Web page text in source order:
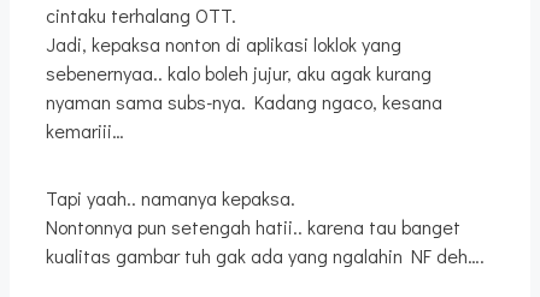
cintaku terhalang OTT.
Jadi, kepaksa nonton di aplikasi loklok yang
sebenernyaa.. kalo boleh jujur, aku agak kurang
nyaman sama subs-nya. Kadang ngaco, kesana
kemariii…
Tapi yaah.. namanya kepaksa.
Nontonnya pun setengah hatii.. karena tau banget
kualitas gambar tuh gak ada yang ngalahin NF deh….